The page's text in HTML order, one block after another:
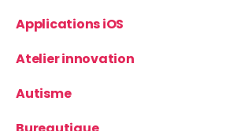
Applications iOS
Atelier innovation
Autisme